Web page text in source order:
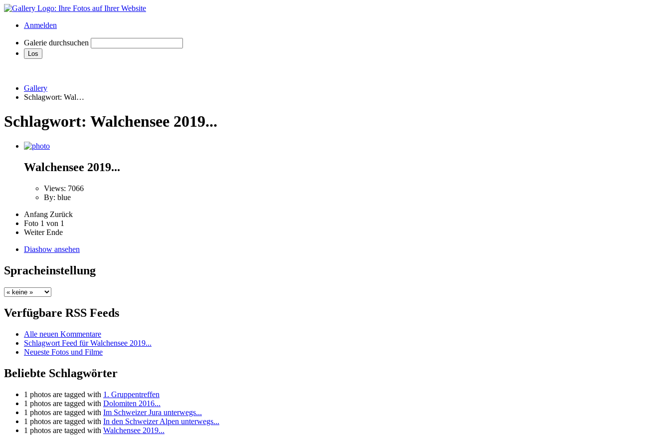
Anmelden
Galerie durchsuchen
Gallery
Schlagwort: Wal…
Schlagwort: Walchensee 2019...
Walchensee 2019...
Views: 7066
By: blue
Anfang Zurück
Foto 1 von 1
Weiter Ende
Diashow ansehen
Spracheinstellung
Verfügbare RSS Feeds
Alle neuen Kommentare
Schlagwort Feed für Walchensee 2019...
Neueste Fotos und Filme
Beliebte Schlagwörter
1 photos are tagged with 1. Gruppentreffen
1 photos are tagged with Dolomiten 2016...
1 photos are tagged with Im Schweizer Jura unterwegs...
1 photos are tagged with In den Schweizer Alpen unterwegs...
1 photos are tagged with Walchensee 2019...